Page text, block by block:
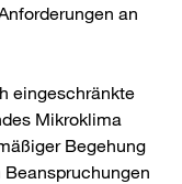
an
eingeschränkte
Mikroklima
Begehung